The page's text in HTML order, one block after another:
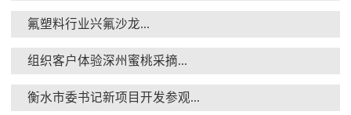
氟塑料行业兴氟沙龙...
组织客户体验深州蜜桃采摘...
衡水市委书记新项目开发参观...